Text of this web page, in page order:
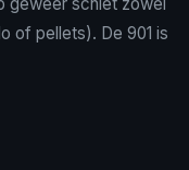
of pellets). De 901 is